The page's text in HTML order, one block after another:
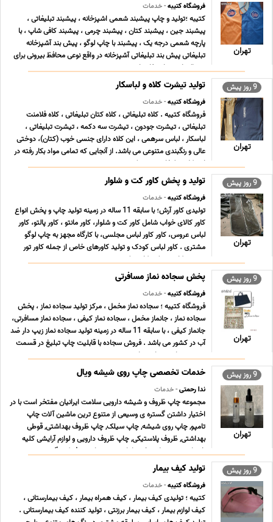
تهران
فروشگاه کتیبه- خدمات
کتیبه ؛تولید و چاپ پیشبند شعمی اشپزخانه ، پیشبند تبلیغاتی ،
پیشبند جین ، پیشبند کتان ، پیشبند چرمی ، پیشبند کافی شاپ ، با
پارچه شعمی درجه یک ، پیشبند با چاپ لوگو ، پیش بند آشپزخانه
تبلیغاتی پیش بند تبلیغاتی آشپزخانه در واقع نوعی محافظ بیرونی برای
پوشاک است. استفاده از پیش بند در ... ...
9 روز پیش
تهران
تولید تیشرت کلاه و لباسکار
فروشگاه کتیبه- خدمات
فروشگاه کتیبه . کلاه تبلیغاتی ، کلاه کتان تبلیغاتی ، کلاه فلامنت
تبلیغاتی ، تیشرت جودون ، تیشرت سه دکمه ، تیشرت تبلیغاتی ،
لباسکار ، لباس سرهمی ، این کلاه دارای جنسی خوب (کتان)، دوختی
عالی و رنگبندی متنوعی می باشد. از آنجایی که تمامی مواد بکار رفته در
این کلاه تبلیغاتی درجه یک می ... ...
9 روز پیش
تهران
تولید و پخش کاور کت و شلوار
فروشگاه کتیبه- خدمات
تولیدی کاور آرش؛ با سابقه 11 ساله در زمینه تولید چاپ و پخش انواع
کاور کالای خواب شامل کاور کت و شلوار، کاور مانتو ، کاور پالتو، کاور
لباس عروس، کاور کاور لباس مجلسی، با کارگاه مجهز به چاپ لوگو
مشتری . کاور لباس کودک و تولید کاورهای خاص از جمله کاور تور
ورزشی، کاور سینک، کاور روک ... ...
9 روز پیش
تهران
پخش سجاده نماز مسافرتی
فروشگاه کتیبه- خدمات
فروشگاه کتیبه ؛ سجاده نماز مخمل ، مرکز تولید سجاده نماز ، پخش
سجاده نماز ، جانماز مخمل ، سجاده نماز کیفی ، سجاده نماز مسافرتی،
جانماز کیفی ، با سابقه 11 ساله در زمینه تولید سجاده نماز زیپ دار ضد
آب در کشور می باشد . فروش سجاده با قابلیت چاپ تبلیغ در قسمت
بیرون سجاده سجاده نماز ب ... ...
9 روز پیش
تهران
خدمات تخصصی چاپ روی شیشه ویال
ندا رحمتی- خدمات
مجموعه چاپ ظروف و شیشه دارویی سلامت ایرانیان مفتخر است با در
اختیار داشتن گستره ی وسیعی از متنوع ترین ماشین آلات چاپ
تامپو, چاپ روی شیشه, چاپ سیلک, چاپ ظروف بهداشتی, قوطی
بهداشتی, ظروف پلاستیکی, چاپ ظروف دارویی و لوازم آرایشی کلیه
خدمات و محصولات خود را با توجه به نیاز مصرف کنندگ ... ...
9 روز پیش تولید کیف بیمار
فروشگاه کتیبه- خدمات
کتیبه ؛ تولیدی کیف بیمار ، کیف همراه بیمار ، کیف بیمارستانی ،
کیف لوازم بیمار ، کیف بیمار برزنتی ، تولید کننده کیف بیمارستانی .